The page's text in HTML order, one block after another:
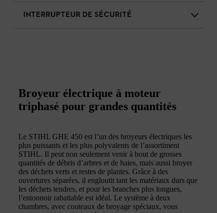
INTERRUPTEUR DE SÉCURITÉ
Broyeur électrique à moteur
triphasé pour grandes quantités
Le STIHL GHE 450 est l’un des broyeurs électriques les
plus puissants et les plus polyvalents de l’assortiment
STIHL. Il peut non seulement venir à bout de grosses
quantités de débris d’arbres et de haies, mais aussi broyer
des déchets verts et restes de plantes. Grâce à des
ouvertures séparées, il engloutit tant les matériaux durs que
les déchets tendres, et pour les branches plus longues,
l’entonnoir rabattable est idéal. Le système à deux
chambres, avec couteaux de broyage spéciaux, vous